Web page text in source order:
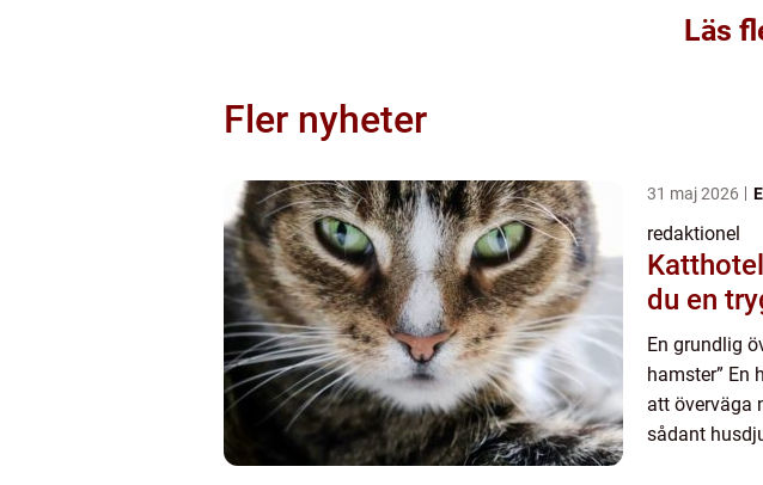
Läs
Fler nyheter
31 maj 2026
redaktionel
Katthotell i
du en
En grundlig
hamster” En
att överväga
sådant